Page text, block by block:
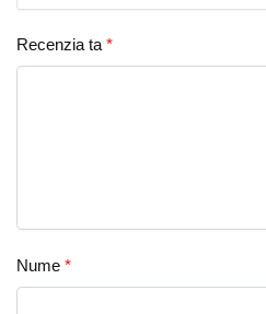
Recenzia ta *
Nume *